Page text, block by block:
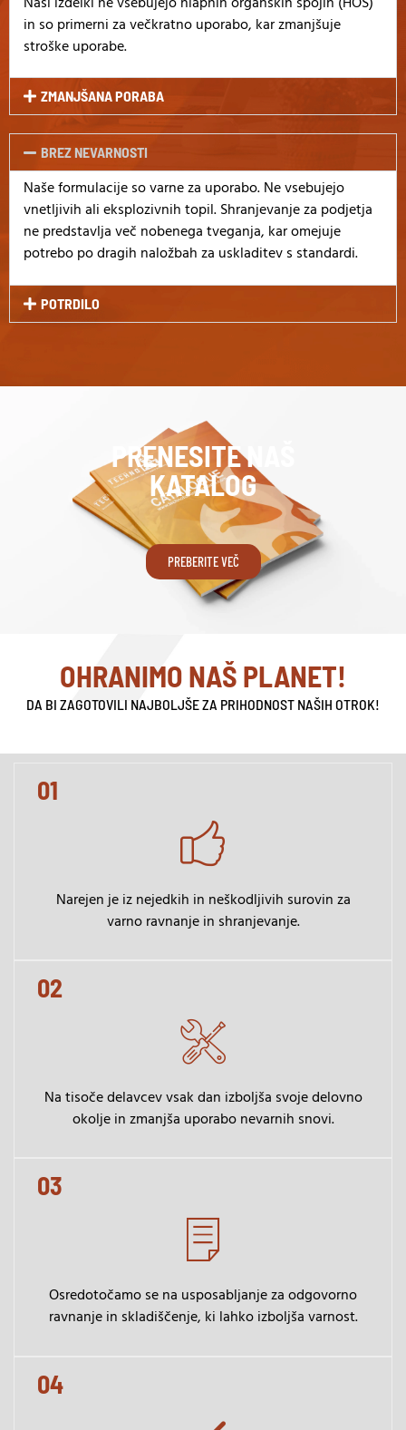
in so primerni za večkratno uporabo, kar zmanjšuje
stroške uporabe.
ZMANJŠANA PORABA
BREZ NEVARNOSTI
Naše formulacije so varne za uporabo. Ne vsebujejo
vnetljivih ali eksplozivnih topil. Shranjevanje za podjetja
ne predstavlja več nobenega tveganja, kar omejuje
potrebo po dragih naložbah za uskladitev s standardi.
POTRDILO
PRENESITE NAŠ
KATALOG
PREBERITE VEČ
OHRANIMO NAŠ PLANET!
DA BI ZAGOTOVILI NAJBOLJŠE ZA PRIHODNOST NAŠIH OTROK!
01
Narejen je iz nejedkih in neškodljivih surovin za
varno ravnanje in shranjevanje.
02
Na tisoče delavcev vsak dan izboljša svoje delovno
okolje in zmanjša uporabo nevarnih snovi.
03
Osredotočamo se na usposabljanje za odgovorno
ravnanje in skladiščenje, ki lahko izboljša varnost.
04